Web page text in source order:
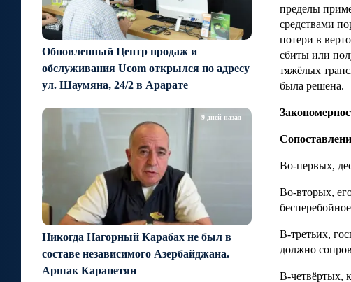
Обновленный Центр продаж и
обслуживания Ucom открылся по адресу
ул. Шаумяна, 24/2 в Арарате
Никогда Нагорный Карабах не был в
составе независимого Азербайджана.
Аршак Карапетян
9 дней назад
пределы
средствами
потери в
сбиты или
тяжёлых
была решена.
Во-первых,
Во-вторых,
В-третьих,
должно
В-четвёртых,